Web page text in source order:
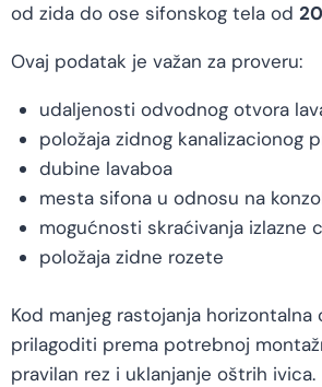
od zida do ose sifonskog tela od
Ovaj podatak je važan za proveru:
udaljenosti odvodnog otvora
položaja zidnog kanalizacionog
dubine lavaboa
mesta sifona u odnosu na
mogućnosti skraćivanja izlazne
položaja zidne rozete
Kod manjeg rastojanja horizontalna
prilagoditi prema potrebnoj
pravilan rez i uklanjanje oštrih ivica.